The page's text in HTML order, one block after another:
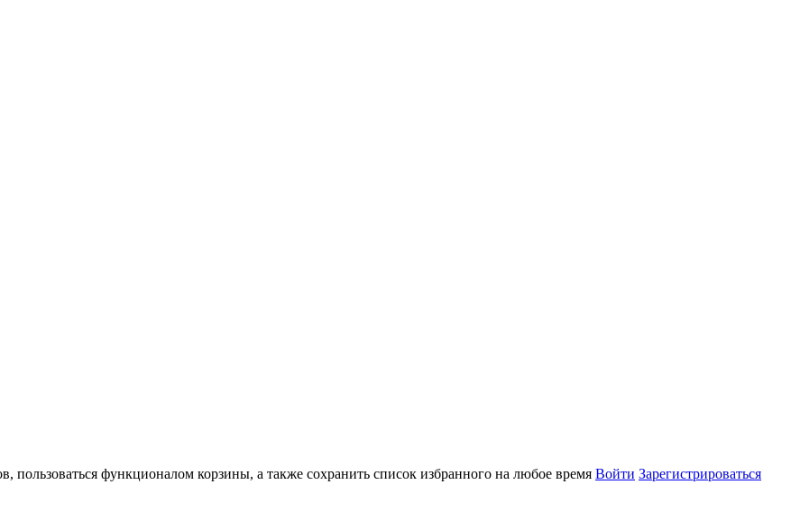
пользоваться функционалом корзины, а также сохранить список избранного на любое время Войти Зарегистрироваться